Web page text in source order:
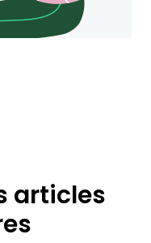
articles